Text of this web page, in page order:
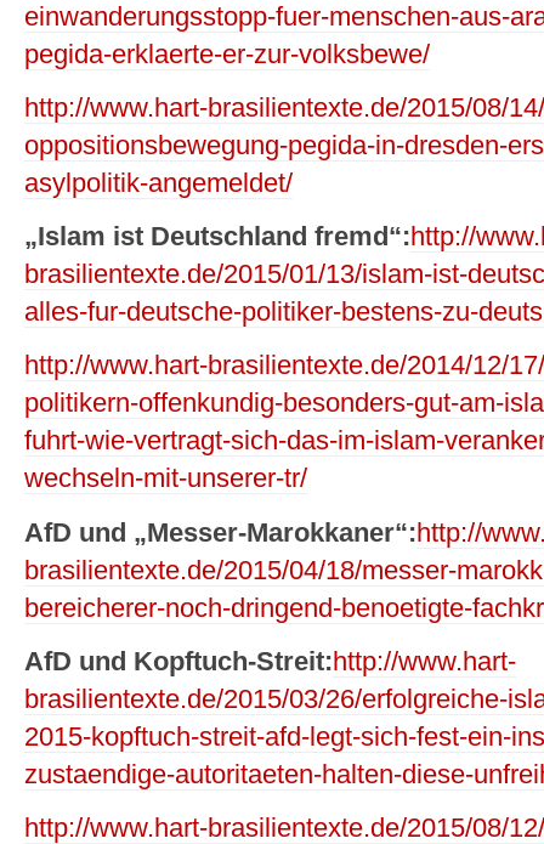
einwanderungsstopp-fuer-menschen-aus-
pegida-erklaerte-er-zur-volksbewe/
http://www.hart-brasilientexte.de/2015/08/
oppositionsbewegung-pegida-in-dresden-
asylpolitik-angemeldet/
„Islam ist Deutschland fremd“:http://
brasilientexte.de/2015/01/13/islam-ist-
alles-fur-deutsche-politiker-bestens-zu-
http://www.hart-brasilientexte.de/2014/12/
politikern-offenkundig-besonders-gut-am-
fuhrt-wie-vertragt-sich-das-im-islam-
wechseln-mit-unserer-tr/
AfD und „Messer-Marokkaner“:http://
brasilientexte.de/2015/04/18/messer-
bereicherer-noch-dringend-benoetigte-
AfD und Kopftuch-Streit:http://www.hart-
brasilientexte.de/2015/03/26/erfolgreiche-
2015-kopftuch-streit-afd-legt-sich-fest-ein-
zustaendige-autoritaeten-halten-diese-
http://www.hart-brasilientexte.de/2015/08/